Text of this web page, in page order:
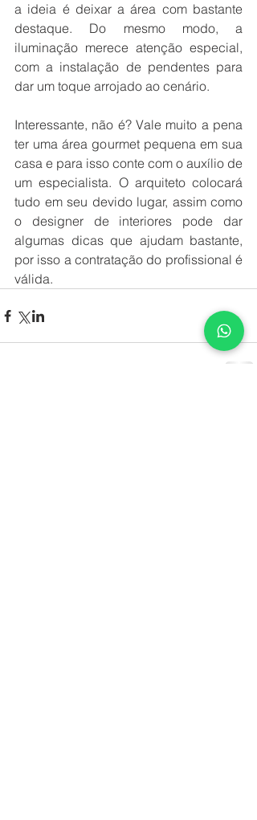
a ideia é deixar a área com bastante
destaque. Do mesmo modo, a
iluminação merece atenção especial,
com a instalação de pendentes para
dar um toque arrojado ao cenário.
Interessante, não é? Vale muito a pena
ter uma área gourmet pequena em sua
casa e para isso conte com o auxílio de
um especialista. O arquiteto colocará
tudo em seu devido lugar, assim como
o designer de interiores pode dar
algumas dicas que ajudam bastante,
por isso a contratação do profissional é
válida.